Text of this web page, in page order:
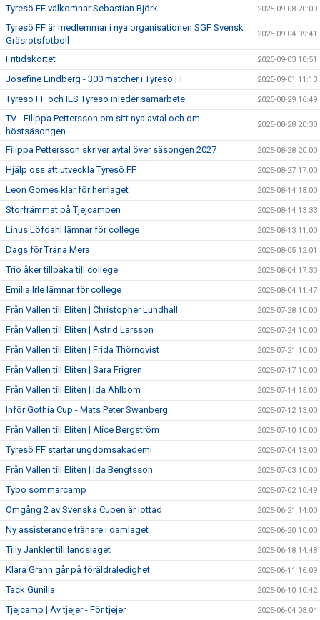
Tyresö FF välkomnar Sebastian Björk 2025-09-08 20:00
Tyresö FF är medlemmar i nya organisationen SGF Svensk
Gräsrotsfotboll
2025-09-04 09:41
Fritidskortet 2025-09-03 10:51
Josefine Lindberg - 300 matcher i Tyresö FF 2025-09-01 11:13
Tyresö FF och IES Tyresö inleder samarbete 2025-08-29 16:49
TV - Filippa Pettersson om sitt nya avtal och om
höstsäsongen
2025-08-28 20:30
Filippa Pettersson skriver avtal över säsongen 2027 2025-08-28 20:00
Hjälp oss att utveckla Tyresö FF 2025-08-27 17:00
Leon Gomes klar för herrlaget 2025-08-14 18:00
Storfrämmat på Tjejcampen 2025-08-14 13:33
Linus Löfdahl lämnar för college 2025-08-13 11:00
Dags för Träna Mera 2025-08-05 12:01
Trio åker tillbaka till college 2025-08-04 17:30
Emilia Irle lämnar för college 2025-08-04 11:47
Från Vallen till Eliten | Christopher Lundhall 2025-07-28 10:00
Från Vallen till Eliten | Astrid Larsson 2025-07-24 10:00
Från Vallen till Eliten | Frida Thörnqvist 2025-07-21 10:00
Från Vallen till Eliten | Sara Frigren 2025-07-17 10:00
Från Vallen till Eliten | Ida Ahlbom 2025-07-14 15:00
Inför Gothia Cup - Mats Peter Swanberg 2025-07-12 13:00
Från Vallen till Eliten | Alice Bergström 2025-07-10 10:00
Tyresö FF startar ungdomsakademi 2025-07-04 13:00
Från Vallen till Eliten | Ida Bengtsson 2025-07-03 10:00
Tybo sommarcamp 2025-07-02 10:49
Omgång 2 av Svenska Cupen är lottad 2025-06-21 14:00
Ny assisterande tränare i damlaget 2025-06-20 10:00
Tilly Jankler till landslaget 2025-06-18 14:48
Klara Grahn går på föräldraledighet 2025-06-11 16:09
Tack Gunilla 2025-06-10 10:42
Tjejcamp | Av tjejer - För tjejer 2025-06-04 08:04